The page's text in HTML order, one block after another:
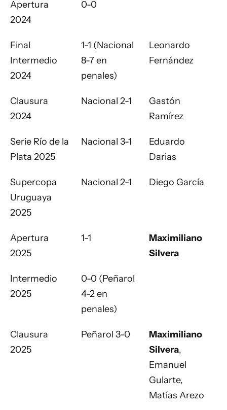
Apertura
2024
0-0
Final
Intermedio
2024
1-1 (Nacional
8-7 en
penales)
Leonardo
Fernández
Clausura
2024
Nacional 2-1
Gastón
Ramírez
Serie Río de la
Plata 2025
Nacional 3-1
Eduardo
Darias
Supercopa
Uruguaya
2025
Nacional 2-1 Diego García
Apertura
2025
1-1
Maximiliano
Silvera
Intermedio
2025
0-0 (Peñarol
4-2 en
penales)
Clausura
2025
Peñarol 3-0
Maximiliano
Silvera,
Emanuel
Gularte,
Matías Arezo